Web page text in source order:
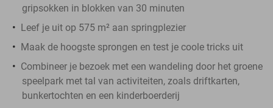
gripsokken in blokken van 30 minuten
Leef je uit op 575 m² aan springplezier
Maak de hoogste sprongen en test je coole tricks uit
Combineer je bezoek met een wandeling door het groene
speelpark met tal van activiteiten, zoals driftkarten,
bunkertochten en een kinderboerderij